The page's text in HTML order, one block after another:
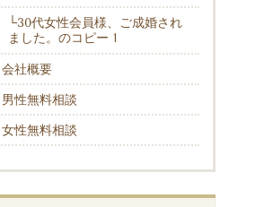
└30代女性会員様、ご成婚され
ました。のコピー 1
会社概要
男性無料相談
女性無料相談